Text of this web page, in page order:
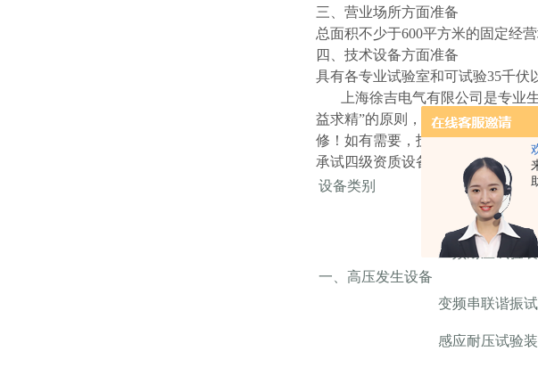
三、营业场所方面准备
总面积不少于600平方米的固定经营
四、技术设备方面准备
具有各专业试验室和可试验35千伏
上海徐吉电气有限公司 是专业
益求精”的原则，为广大客户服务
修！如有需要，技术骨干上门教学
承试四级资质设备清单如下：
设备类别
机具设备名称
一、高压发生设备
直流高压发生器
工频耐压试验装
变频串联谐振
感应耐压试验